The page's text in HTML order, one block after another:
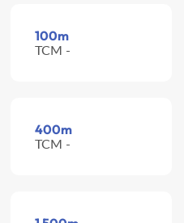
100m
TCM -
400m
TCM -